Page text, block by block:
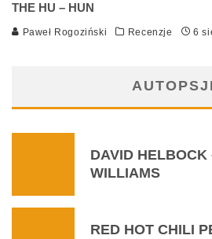
THE HU – HUN
Paweł Rogoziński Recenzje 6
DAVID HELBOCK
WILLIAMS
RED HOT CHILI